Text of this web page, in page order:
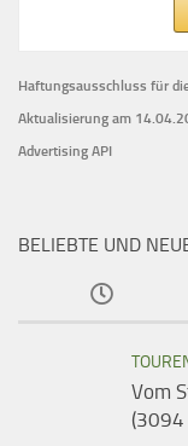
Haftungsausschluss für
Aktualisierung am
Advertising API
BELIEBTE UND
Vom
(3094